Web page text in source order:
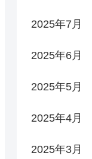
2025年7月
2025年6月
2025年5月
2025年4月
2025年3月